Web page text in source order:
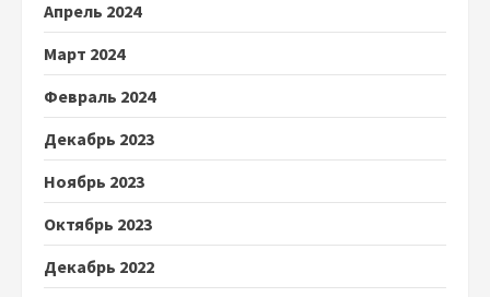
Апрель 2024
Март 2024
Февраль 2024
Декабрь 2023
Ноябрь 2023
Октябрь 2023
Декабрь 2022